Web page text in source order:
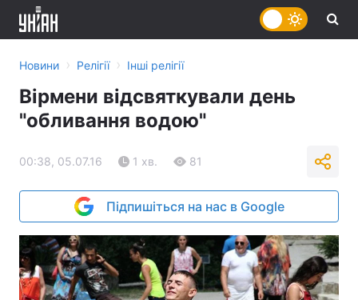
Новини › Релігії › Інші релігії
Вірмени відсвяткували день
"обливання водою"
00:38, 05.07.16 1 хв. 81
Підпишіться на нас в Google